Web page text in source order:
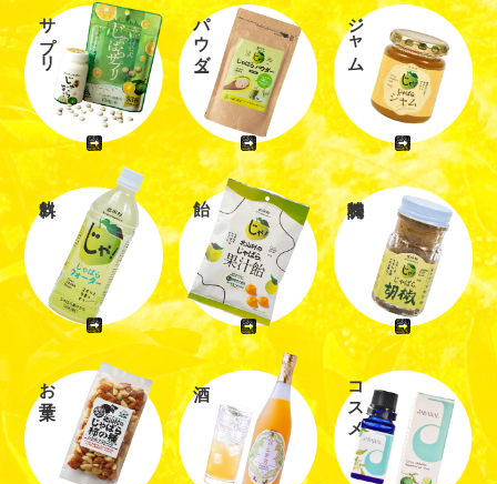
サプリ パウダー ジャム
お菓子 コスメ